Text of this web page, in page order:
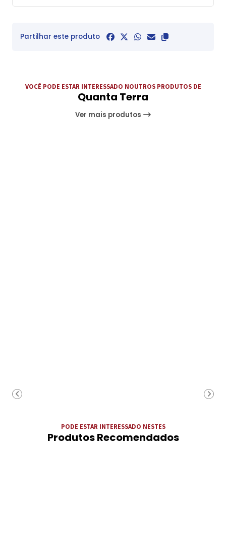
Partilhar este produto
VOCÊ PODE ESTAR INTERESSADO NOUTROS PRODUTOS DE
Quanta Terra
Ver mais produtos
PODE ESTAR INTERESSADO NESTES
Produtos Recomendados